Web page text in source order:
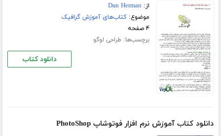
از: Dan Herman
موضوع:کتاب‌های آموزش گرافیک
۴ صفحه
برچسب‌ها: طراحی لوگو
دانلود کتاب
دانلود کتاب آموزش نرم افزار فوتوشاپ PhotoShop